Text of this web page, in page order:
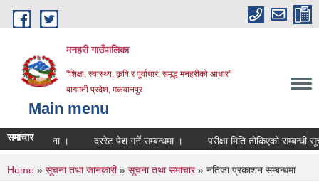
Skip to main content
मनहरी गाउँपालिका
"शिक्षा, स्वास्थ्य, कृषि र पूर्वाधार; समृद्ध मनहरीको आधार"
बागमती प्रदेश, मकवानपुर
Main menu
समाचार
सूचना । दररेट पेश गर्ने सम्बन्धमा । परीक्षा मिति तोकिएको सम्बन्धी सूचना ।
You are here
Home » सूचना तथा जानकारी» सूचना तथा समाचार» नतिजा प्रकाशन सम्बन्धमा